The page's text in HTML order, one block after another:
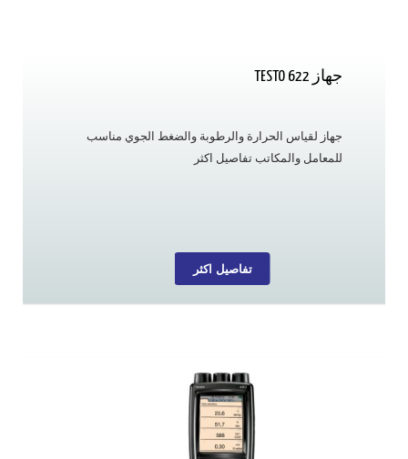
جهاز TESTO 622
جهاز لقياس الحرارة والرطوبة والضغط الجوي مناسب
للمعامل والمكاتب تفاصيل اكثر
تفاصيل اكثر